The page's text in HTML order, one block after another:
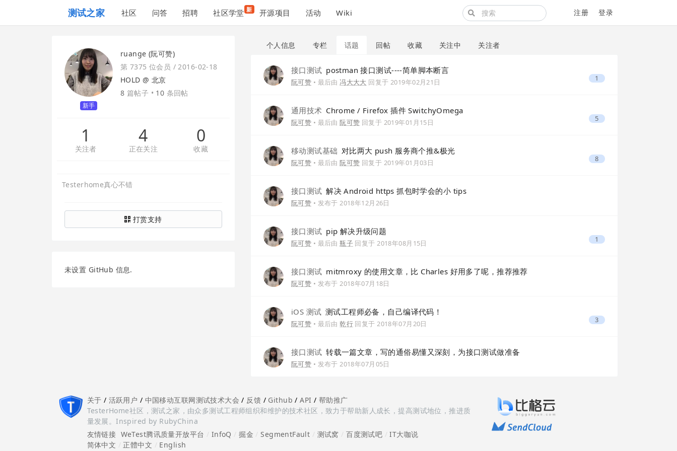
测试之家 社区 问答 招聘 社区学堂 新 开源项目 活动 Wiki 注册 登录
新手
ruange (阮可赞)
第 7375 位会员 /2016-02-18
HOLD @ 北京
8 篇帖子 • 10 条回帖
1
关注者
4
正在关注
0
收藏
Testerhome真心不错
打赏支持
未设置 GitHub 信息.
个人信息 专栏 话题 回帖 收藏 关注中 关注者
接口测试 postman 接口测试----简单脚本断言
阮可赞 • 最后由 冯大大大 回复于 2019年02月21日 1
通用技术 Chrome / Firefox 插件 SwitchyOmega
阮可赞 • 最后由阮可赞 回复于 2019年01月15日 5
移动测试基础 对比两大 push 服务商个推&极光
阮可赞 • 最后由阮可赞 回复于 2019年01月03日 8
接口测试 解决 Android https 抓包时学会的小 tips
阮可赞 • 发布于2018年12月26日
接口测试 pip 解决升级问题
阮可赞 • 最后由瓶子 回复于2018年08月15日 1
接口测试 mitmroxy 的使用文章，比 Charles 好用多了呢，推荐推荐
阮可赞 • 发布于2018年07月18日
iOS 测试 测试工程师必备，自己编译代码！
阮可赞 • 最后由乾行 回复于2018年07月20日 3
接口测试 转载一篇文章，写的通俗易懂又深刻，为接口测试做准备
阮可赞 • 发布于2018年07月05日
关于 / 活跃用户 / 中国移动互联网测试技术大会 / 反馈 / Github /API / 帮助推广
TesterHome社区，测试之家，由众多测试工程师组织和维护的技术社区，致力于帮助新人成长，提高测试地位，推进质
量发展。Inspired by RubyChina
友情链接 WeTest腾讯质量开放平台 InfoQ /掘金 /SegmentFault 测试窝 /百度测试吧 /IT大咖说
简体中文
正體中文 English